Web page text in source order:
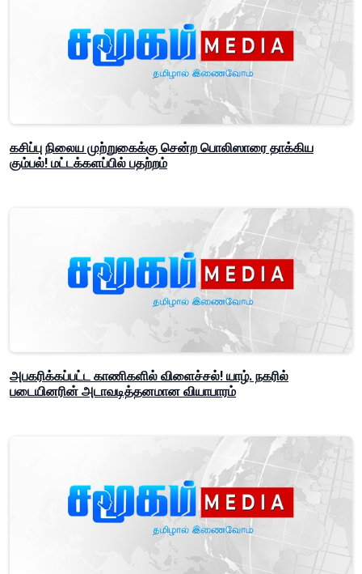
கசிப்பு நிலைய முற்றுகைக்கு சென்ற பொலிஸாரை தாக்கிய
கும்பல்! மட்டக்களப்பில் பதற்றம்
அபகரிக்கப்பட்ட காணிகளில் விளைச்சல்! யாழ். நகரில்
படையினரின் அடாவடித்தனமான வியாபாரம்